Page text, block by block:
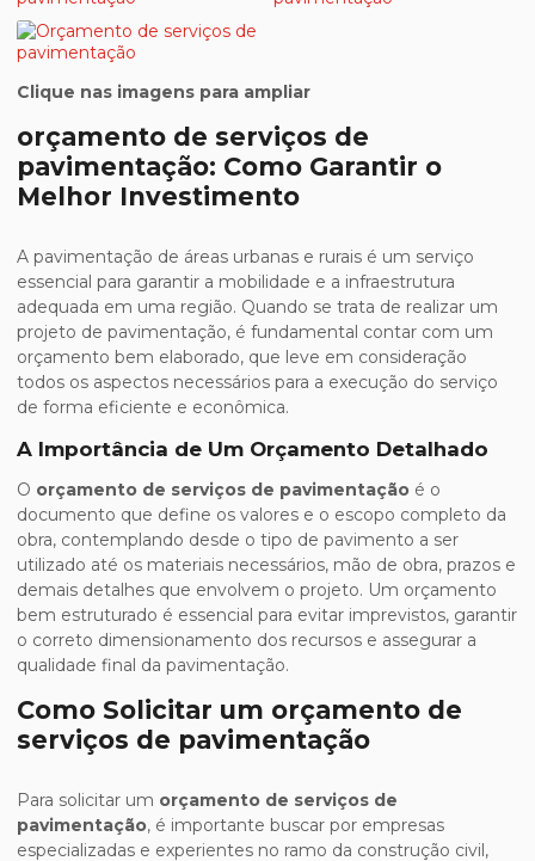
Clique nas imagens para ampliar
orçamento de serviços de
pavimentação: Como Garantir o
Melhor Investimento
A pavimentação de áreas urbanas e rurais é um serviço
essencial para garantir a mobilidade e a infraestrutura
adequada em uma região. Quando se trata de realizar um
projeto de pavimentação, é fundamental contar com um
orçamento bem elaborado, que leve em consideração
todos os aspectos necessários para a execução do serviço
de forma eficiente e econômica.
A Importância de Um Orçamento Detalhado
O orçamento de serviços de pavimentação é o
documento que define os valores e o escopo completo da
obra, contemplando desde o tipo de pavimento a ser
utilizado até os materiais necessários, mão de obra, prazos e
demais detalhes que envolvem o projeto. Um orçamento
bem estruturado é essencial para evitar imprevistos, garantir
o correto dimensionamento dos recursos e assegurar a
qualidade final da pavimentação.
Como Solicitar um orçamento de
serviços de pavimentação
Para solicitar um orçamento de serviços de
pavimentação, é importante buscar por empresas
especializadas e experientes no ramo da construção civil,